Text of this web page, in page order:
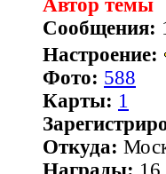
Автор темы
Сообщения:
Настроение:
Фото: 588
Карты: 1
Откуда: